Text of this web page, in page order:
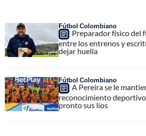
Fútbol Colombiano
Preparador físico del
entre los entrenos y
dejar huella
Fútbol Colombiano
A Pereira se le
reconocimiento
pronto sus líos